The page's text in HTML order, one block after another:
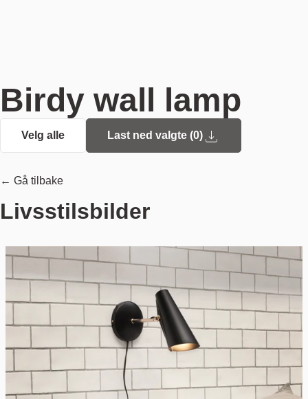
Birdy wall lamp
Velg alle Last ned valgte (0)
← Gå tilbake
Livsstilsbilder